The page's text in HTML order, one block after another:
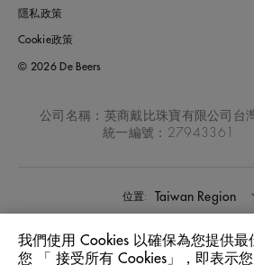
隱私政策
Cookie政策
© 2026 De Beers
公司名稱：英商戴比珠寶有限公司台
統一編號：27943361
位置: Taiwan Region
語言: 中文
我們使用 Cookies 以確保為您提供
您 「 接受所有 Cookies」，即表示